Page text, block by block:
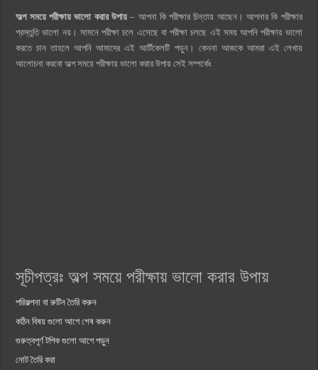
ওয়ালটন টিভি কিস্তিতে কেনার নিয়ম ২০২৫
গ্রামে লাভজনক ব্যবসা ২০২৫ ও গ্রামের বাজারে ব্যবসার আইডিয়া
জেনে নিন, বর্তমানে মোবাইল ঘড়ি দাম কত ২০২৫
অল্প সময়ে পরীক্ষায় ভালো করার উপায়– আপনা কি পরীক্ষার চিন্তায় আছেন। আপনার কি পরীক্ষার
প্রস্তুতি ভালো নয়। সামনে পরীক্ষা চলে এসেছে বা পরীক্ষা চলছে এই সময় আপনি পরীক্ষার ভালো
করতে চান তাহলে আপনি আমাদের এই আর্টিকেলটি পড়ুন। কেননা আজকে আমরা এই লেখায়
আলোচনা করবো অল্প সময়ে পরীক্ষায় ভালো করার উপায় সেই সম্পর্কেঃ
সূচীপত্রঃ অল্প সময়ে পরীক্ষায় ভালো করার উপায়
পরিকল্পনা বা রুটিন তৈরি করুন
কঠিন বিষয় গুলো আগে শেষ করুন
গুরুত্বপূর্ণ টপিক গুলো আগে পড়ুন
নোট তৈরি করা